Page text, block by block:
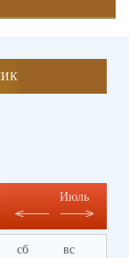
Июль
сб вс